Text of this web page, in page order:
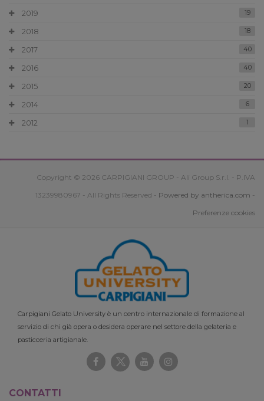
2019 19
2018 18
2017 40
2016 40
2015 20
2014 6
2012 1
Copyright © 2026 CARPIGIANI GROUP - Ali Group S.r.l. - P.IVA
13239980967 - All Rights Reserved - Powered by antherica.com -
Preferenze cookies
Carpigiani Gelato University è un centro internazionale di formazione al
servizio di chi già opera o desidera operare nel settore della gelateria e
pasticceria artigianale.
CONTATTI